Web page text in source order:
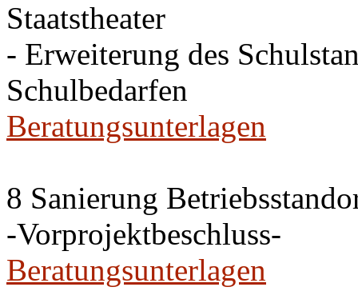
Staatstheater
- Erweiterung des
Schulbedarfen
Beratungsunterlagen
8 Sanierung
-Vorprojektbeschluss-
Beratungsunterlagen